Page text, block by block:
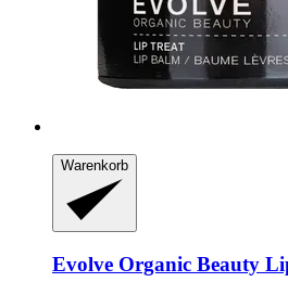
Warenkorb
Evolve Organic Beauty